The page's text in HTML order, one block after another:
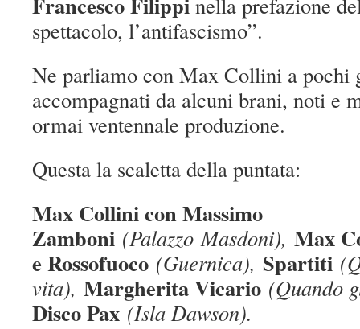
spettacolo, l’antifascismo”.
Ne parliamo con Max Collini a
accompagnati da alcuni brani, noti e
ormai ventennale produzione.
Questa la scaletta della puntata:
Max Collini con Massimo
Zamboni (PalazzoMasdoni), Max
e Rossofuoco (Guernica), Spartiti (
vita), Margherita Vicario (Quando
Disco Pax (Isla Dawson).